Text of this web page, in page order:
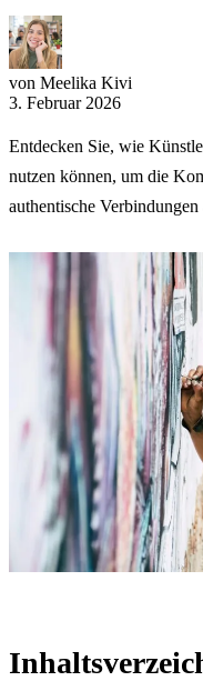
von Meelika Kivi
3. Februar 2026
Entdecken Sie, wie
nutzen können, um die
authentische